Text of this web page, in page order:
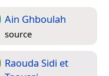
Ain Ghboulah
source
Raouda Sidi et